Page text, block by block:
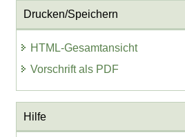
Drucken/Speichern
HTML-Gesamtansicht
Vorschrift als PDF
Hilfe